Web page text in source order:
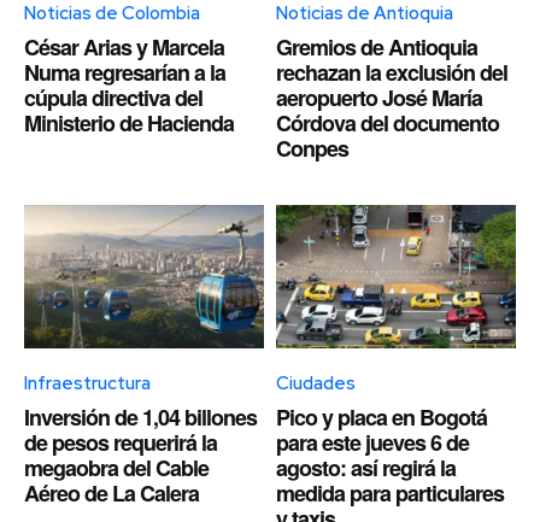
Noticias de Colombia
César Arias y Marcela
Numa regresarían a la
cúpula directiva del
Ministerio de Hacienda
Noticias de Antioquia
Gremios de Antioquia
rechazan la exclusión del
aeropuerto José María
Córdova del documento
Conpes
Infraestructura
Inversión de 1,04 billones
de pesos requerirá la
megaobra del Cable
Aéreo de La Calera
Ciudades
Pico y placa en Bogotá
para este jueves 6 de
agosto: así regirá la
medida para particulares